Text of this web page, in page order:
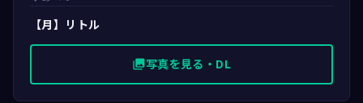
【月】リトル
photo_library写真を見る・DL